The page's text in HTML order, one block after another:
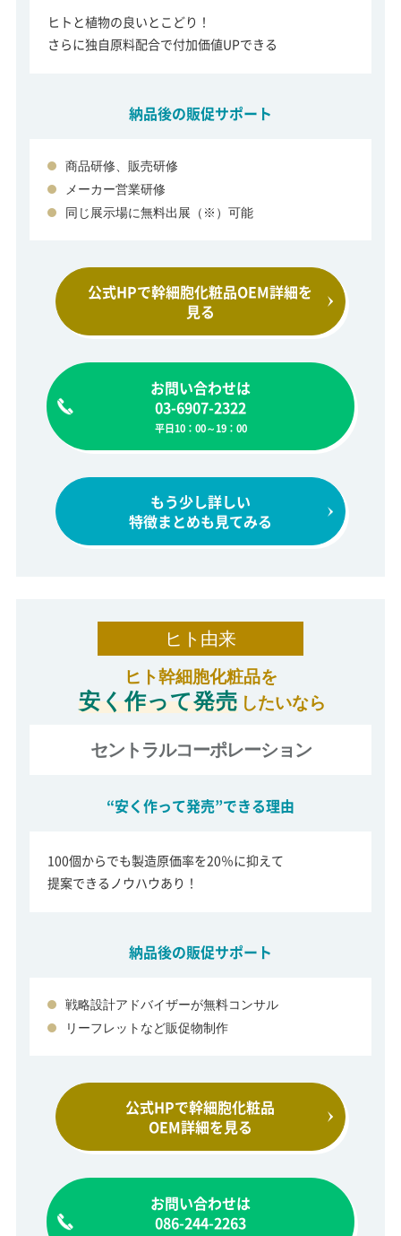
ヒト由来
ヒト幹細胞化粧品を
安く作って発売 したいなら
セントラルコーポレーション
“安く作って発売”できる理由
100個からでも製造原価率を20％に抑えて
提案できるノウハウあり！
納品後の販促サポート
戦略設計アドバイザーが無料コンサル
リーフレットなど販促物制作
公式HPで幹細胞化粧品
OEM詳細を見る
お問い合わせは
086-244-2263
ヒトと植物の良いとこどり！
さらに独自原料配合で付加価値UPできる
納品後の販促サポート
商品研修、販売研修
メーカー営業研修
同じ展示場に無料出展（※）可能
公式HPで幹細胞化粧品OEM詳細を
見る
お問い合わせは
03-6907-2322
平日10：00～19：00
もう少し詳しい
特徴まとめも見てみる